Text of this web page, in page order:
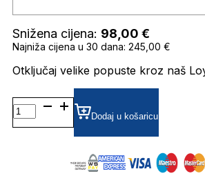
Snižena cijena: 98,00 €
Najniža cijena u 30 dana: 245,00 €
Otključaj velike popuste kroz naš
CARRERA186/S
ZRCALNE SUNČANE
NAOČALE
Dodaj u košaricu